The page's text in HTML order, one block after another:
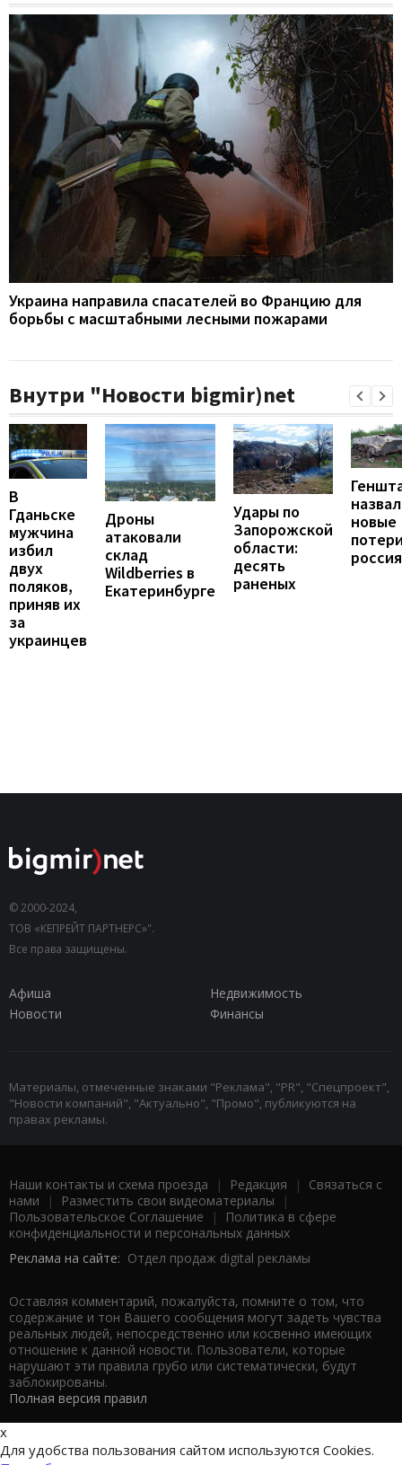
Украина направила спасателей во Францию для
борьбы с масштабными лесными пожарами
Внутри "Новости bigmir)net
В
Гданьске
мужчина
избил
двух
поляков,
приняв их
за
украинцев
Дроны
атаковали
склад
Wildberries в
Екатеринбурге
Удары по
Запорожской
области:
десять
раненых
назвал
новые
© 2000-2024,
ТОВ «КЕПРЕЙТ ПАРТНЕРС»".
Все права защищены.
Афиша
Недвижимость
Новости
Финансы
Материалы, отмеченные знаками "Реклама", "PR", "Спецпроект",
"Новости компаний", "Актуально", "Промо", публикуются на
правах рекламы.
Наши контакты и схема проезда | Редакция | Связаться с
нами | Разместить свои видеоматериалы |
Пользовательское Соглашение |
Политика в сфере
конфиденциальности и персональных данных
Реклама на сайте: Отдел продаж digital рекламы
Оставляя комментарий, пожалуйста, помните о том, что
содержание и тон Вашего сообщения могут задеть чувства
реальных людей, непосредственно или косвенно имеющих
отношение к данной новости. Пользователи, которые
нарушают эти правила грубо или систематически, будут
заблокированы.
Полная версия правил
x
Для удобства пользования сайтом используются Cookies.